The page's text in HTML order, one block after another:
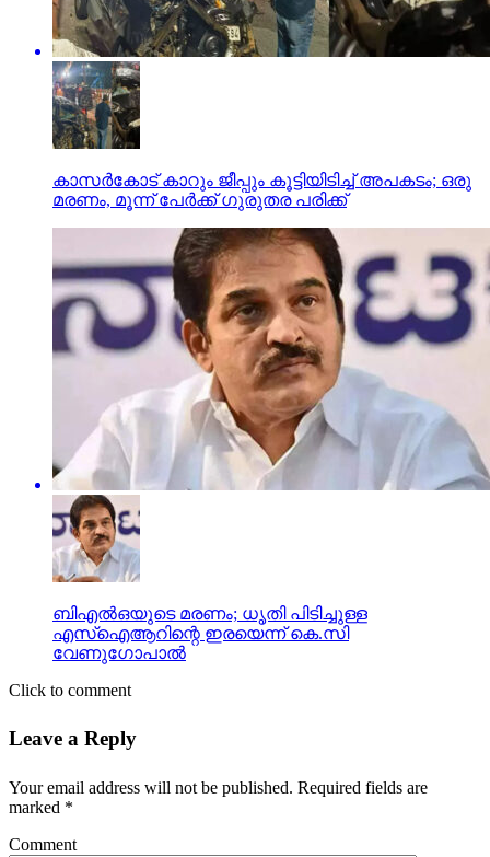
കാസര്‍കോട് കാറും ജീപ്പും കൂട്ടിയിടിച്ച് അപകടം; ഒരു
മരണം, മൂന്ന് പേര്‍ക്ക് ഗുരുതര പരിക്ക്
ബിഎല്‍ഒയുടെ മരണം; ധൃതി പിടിച്ചുള്ള
എസ്‌ഐആറിന്റെ ഇരയെന്ന് കെ.സി
വേണുഗോപാല്‍
Click to comment
Leave a Reply
Your email address will not be published. Required fields are
marked *
Comment